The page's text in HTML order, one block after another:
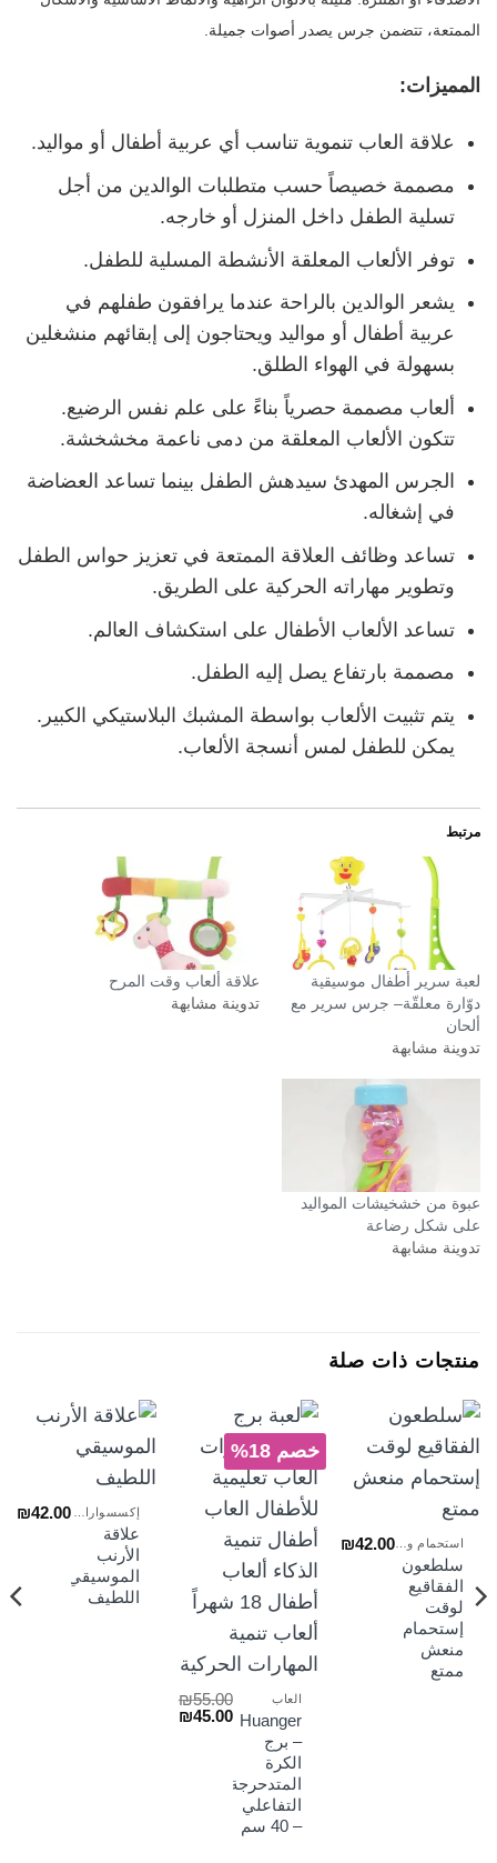
الممتعة، تتضمن جرس يصدر أصوات جميلة.
المميزات:
علاقة العاب تنموية تناسب أي عربية أطفال أو مواليد.
مصممة خصيصاً حسب متطلبات الوالدين من أجل
تسلية الطفل داخل المنزل أو خارجه.
توفر الألعاب المعلقة الأنشطة المسلية للطفل.
يشعر الوالدين بالراحة عندما يرافقون طفلهم في
عربية أطفال أو مواليد ويحتاجون إلى إبقائهم منشغلين
بسهولة في الهواء الطلق.
ألعاب مصممة حصرياً بناءً على علم نفس الرضيع.
تتكون الألعاب المعلقة من دمى ناعمة مخشخشة.
الجرس المهدئ سيدهش الطفل بينما تساعد العضاضة
في إشغاله.
تساعد وظائف العلاقة الممتعة في تعزيز حواس الطفل
وتطوير مهاراته الحركية على الطريق.
تساعد الألعاب الأطفال على استكشاف العالم.
مصممة بارتفاع يصل إليه الطفل.
يتم تثبيت الألعاب بواسطة المشبك البلاستيكي الكبير.
يمكن للطفل لمس أنسجة الألعاب.
مرتبط
لعبة سرير أطفال موسيقية
دوّارة معلقّة– جرس سرير مع
ألحان
تدوينة مشابهة
علاقة ألعاب وقت المرح
تدوينة مشابهة
عبوة من خشخيشات المواليد
على شكل رضاعة
تدوينة مشابهة
منتجات ذات صلة
سلطعون
الفقاقيع
لوقت
إستحمام
منعش
ممتع
₪42.00
خصم 18%
العاب
Huanger
– برج
الكرة
المتدحرجة
التفاعلي
– 40 سم
₪55.00
السعر₪45.00
علاقة
الأرنب
الموسيقي
اللطيف
₪42.00